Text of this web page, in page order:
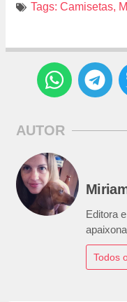
Tags: Camisetas,
AUTOR
Editora
Todos